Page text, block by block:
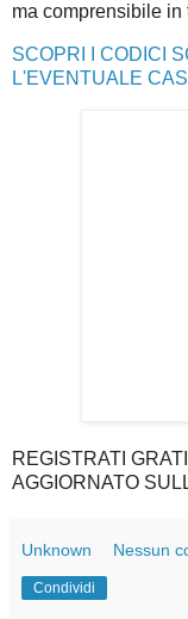
ma comprensibile in
SCOPRI I CODICI
L'EVENTUALE
REGISTRATI
AGGIORNATO
Unknown Nessun
Condividi